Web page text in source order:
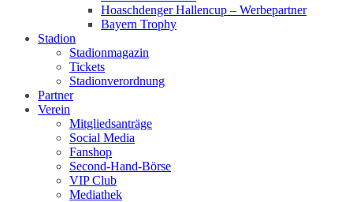
Hoaschdenger Hallencup – Werbepartner
Bayern Trophy
Stadion
Stadionmagazin
Tickets
Stadionverordnung
Partner
Verein
Mitgliedsanträge
Social Media
Fanshop
Second-Hand-Börse
VIP Club
Mediathek